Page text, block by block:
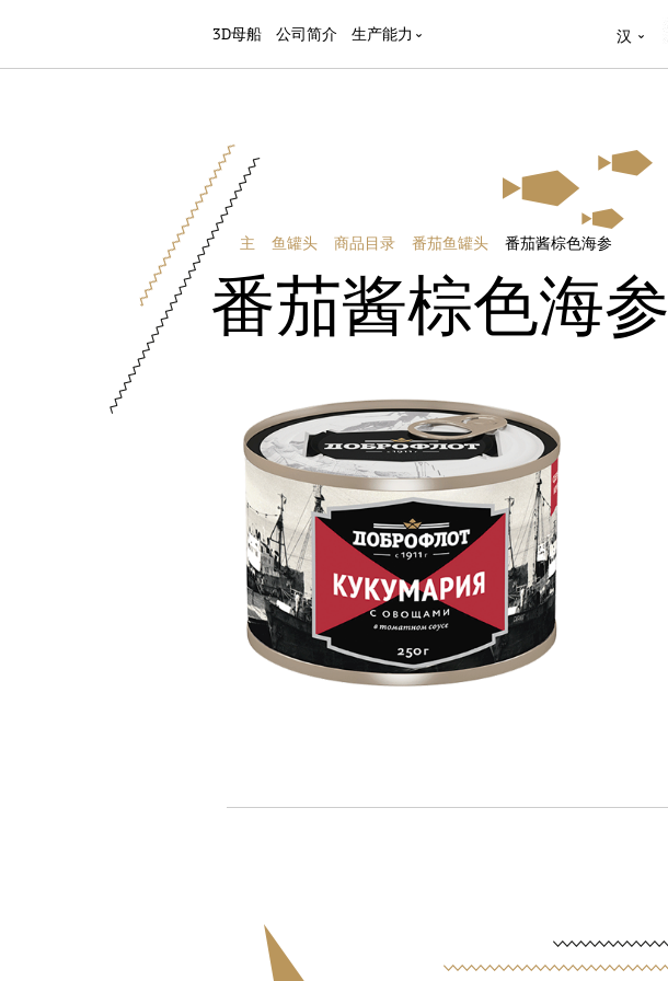
3D母船 公司简介 生产能力 汉
主 鱼罐头 商品目录 番茄鱼罐头 番茄酱棕色海参
番茄酱棕色海参